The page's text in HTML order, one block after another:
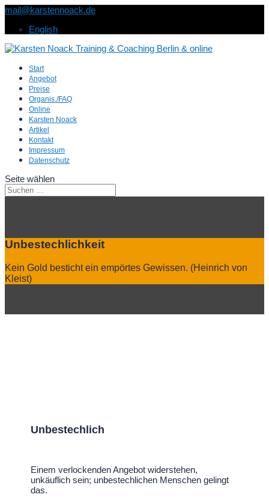
mail@karstennoack.de
English
Start
Angebot
Preise
Organis./FAQ
Online
Karsten Noack
Artikel
Kontakt
Impressum
Datenschutz
Seite wählen
Unbestechlichkeit
Kein Gold besticht ein empörtes Gewissen. (Heinrich von
Kleist)
Unbestechlich
Einem verlockenden Angebot widerstehen,
unkäuflich sein; unbestechlichen Menschen gelingt
das.